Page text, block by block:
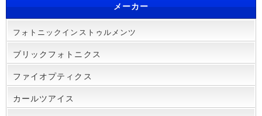
メーカー
フォトニックインストゥルメンツ
ブリックフォトニクス
ファイオプティクス
カールツアイス